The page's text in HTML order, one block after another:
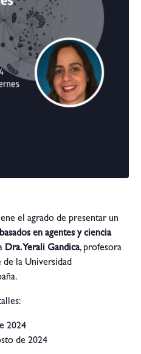
el agrado de presentar un
en agentes y ciencia
Dra. Yerali Gandica, profesora
de la Universidad
2024
de 2024